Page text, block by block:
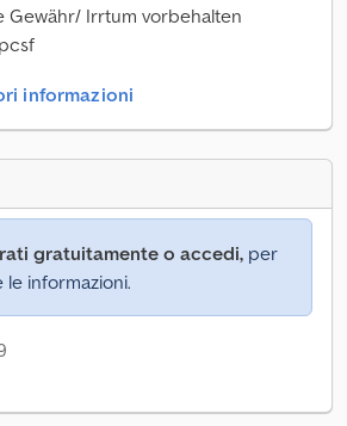
Gewähr/ Irrtum vorbehalten
informazioni
gratuitamente o accedi, per
le informazioni.